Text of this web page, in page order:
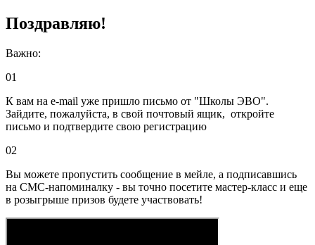
Поздравляю!
Важно:
01
К вам на e-mail уже пришло письмо от "Школы ЭВО".
Зайдите, пожалуйста, в свой почтовый ящик, откройте
письмо и подтвердите свою регистрацию
02
Вы можете пропустить сообщение в мейле, а подписавшись
на СМС-напоминалку - вы точно посетите мастер-класс и еще
в розыгрыше призов будете участвовать!